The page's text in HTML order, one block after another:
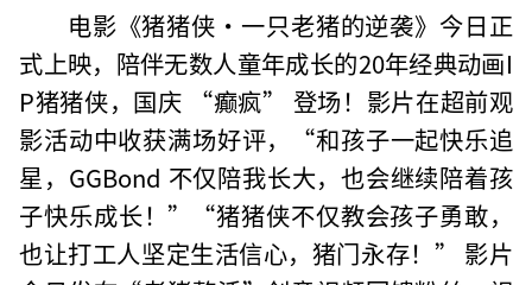
电影《猪猪侠・一只老猪的逆袭》今日正
式上映，陪伴无数人童年成长的20年经典动画I
P猪猪侠，国庆 “癫疯” 登场！影片在超前观
影活动中收获满场好评，“和孩子一起快乐追
星，GGBond 不仅陪我长大，也会继续陪着孩
子快乐成长！”“猪猪侠不仅教会孩子勇敢，
也让打工人坚定生活信心，猪门永存！” 影片